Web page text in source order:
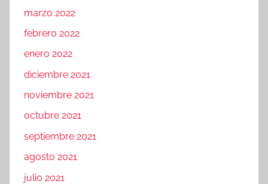
marzo 2022
febrero 2022
enero 2022
diciembre 2021
noviembre 2021
octubre 2021
septiembre 2021
agosto 2021
julio 2021